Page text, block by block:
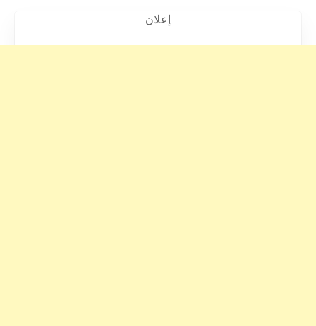
إعلان